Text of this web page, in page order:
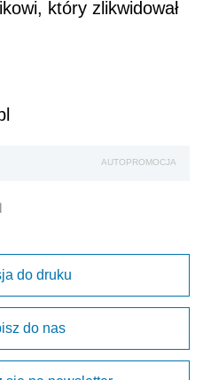
który zlikwidował
AUTOPROMOCJA
do druku
do nas